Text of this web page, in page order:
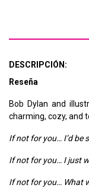
DESCRIPCIÓN:
Reseña
Bob Dylan and
charming, cozy, and
If not for you… I’d be
If not for you… I just
If not for you… What